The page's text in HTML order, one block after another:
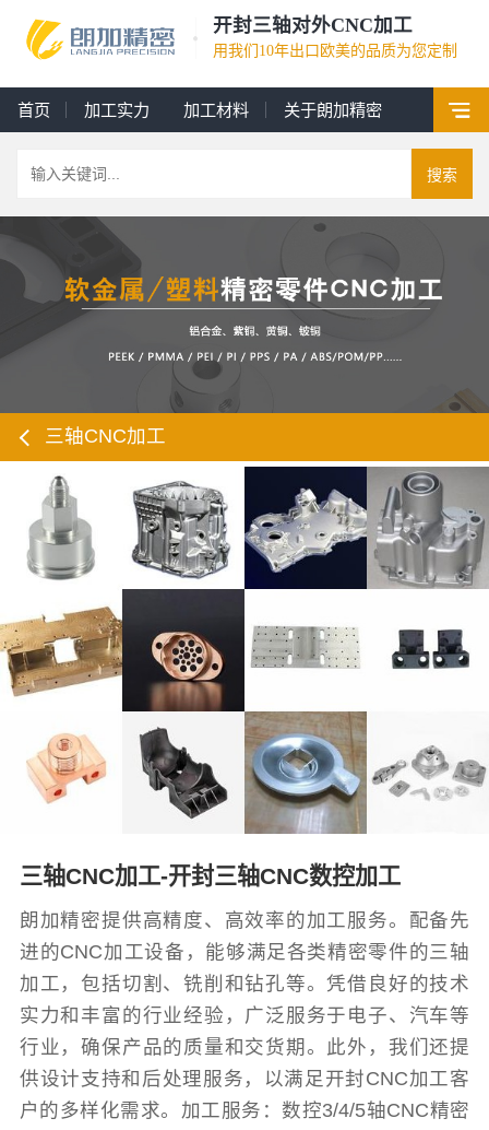
开封三轴对外CNC加工
用我们10年出口欧美的品质为您定制
首页 加工实力 加工材料 关于朗加精密
搜索
三轴CNC加工
三轴CNC加工-开封三轴CNC数控加工
朗加精密提供高精度、高效率的加工服务。配备先
进的CNC加工设备，能够满足各类精密零件的三轴
加工，包括切割、铣削和钻孔等。凭借良好的技术
实力和丰富的行业经验，广泛服务于电子、汽车等
行业，确保产品的质量和交货期。此外，我们还提
供设计支持和后处理服务，以满足开封CNC加工客
户的多样化需求。加工服务：数控3/4/5轴CNC精密